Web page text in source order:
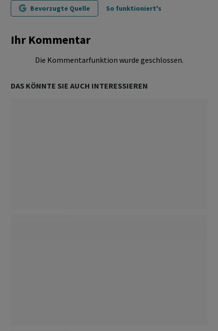
Bevorzugte Quelle So funktioniert's
Ihr Kommentar
Die Kommentarfunktion wurde geschlossen.
DAS KÖNNTE SIE AUCH INTERESSIEREN